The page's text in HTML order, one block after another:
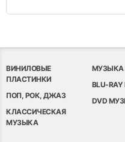
ВИНИЛОВЫЕ
ПЛАСТИНКИ
ПОП, РОК, ДЖАЗ
КЛАССИЧЕСКАЯ
МУЗЫКА
МУЗЫКА
BLU-
DVD